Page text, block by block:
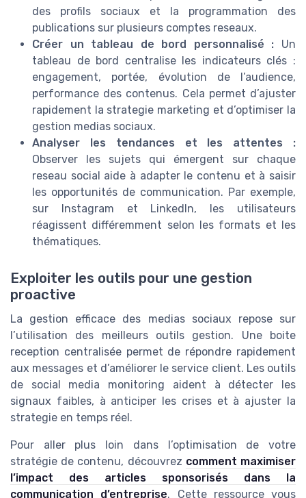
des profils sociaux et la programmation des
publications sur plusieurs comptes reseaux.
Créer un tableau de bord personnalisé : Un
tableau de bord centralise les indicateurs clés :
engagement, portée, évolution de l’audience,
performance des contenus. Cela permet d’ajuster
rapidement la strategie marketing et d’optimiser la
gestion medias sociaux.
Analyser les tendances et les attentes :
Observer les sujets qui émergent sur chaque
reseau social aide à adapter le contenu et à saisir
les opportunités de communication. Par exemple,
sur Instagram et LinkedIn, les utilisateurs
réagissent différemment selon les formats et les
thématiques.
Exploiter les outils pour une gestion
proactive
La gestion efficace des medias sociaux repose sur
l’utilisation des meilleurs outils gestion. Une boite
reception centralisée permet de répondre rapidement
aux messages et d’améliorer le service client. Les outils
de social media monitoring aident à détecter les
signaux faibles, à anticiper les crises et à ajuster la
strategie en temps réel.
Pour aller plus loin dans l’optimisation de votre
stratégie de contenu, découvrez comment maximiser
l’impact des articles sponsorisés dans la
communication d’entreprise. Cette ressource vous